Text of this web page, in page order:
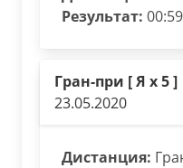
Результат:
Гран-при [ Я х 5 ]
23.05.2020
Дистанция: